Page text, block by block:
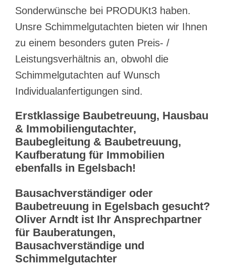
Sonderwünsche bei PRODUKt3 haben.
Unsre Schimmelgutachten bieten wir Ihnen
zu einem besonders guten Preis- /
Leistungsverhältnis an, obwohl die
Schimmelgutachten auf Wunsch
Individualanfertigungen sind.
Erstklassige Baubetreuung, Hausbau
& Immobiliengutachter,
Baubegleitung & Baubetreuung,
Kaufberatung für Immobilien
ebenfalls in Egelsbach!
Bausachverständiger oder
Baubetreuung in Egelsbach gesucht?
Oliver Arndt ist Ihr Ansprechpartner
für Bauberatungen,
Bausachverständige und
Schimmelgutachter